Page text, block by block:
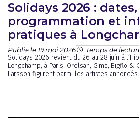
Solidays 2026 : dates,
programmation et
pratiques à
Publié le 19 mai 2026 Temps de
Solidays 2026 revient du 26 au 28 juin à
Longchamp, à Paris. Orelsan, Gims, Bigflo &
Larsson figurent parmi les artistes annoncés.